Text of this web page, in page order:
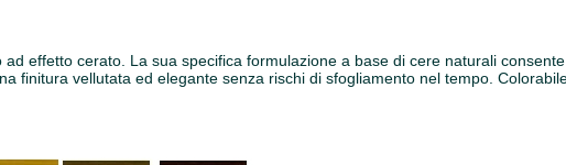
effetto cerato. La sua specifica formulazione a base di cere naturali
finitura vellutata ed elegante senza rischi di sfogliamento nel tempo.